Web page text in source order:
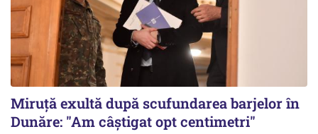
Miruță exultă după scufundarea barjelor în
Dunăre: "Am câștigat opt centimetri"